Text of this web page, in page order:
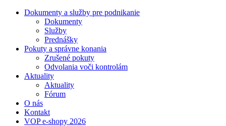
Dokumenty a služby pre podnikanie
Dokumenty
Služby
Prednášky
Pokuty a správne konania
Zrušené pokuty
Odvolania voči kontrolám
Aktuality
Aktuality
Fórum
O nás
Kontakt
VOP e-shopy 2026